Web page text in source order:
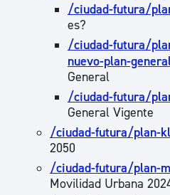
/ciudad-futura/
es?
/ciudad-futura/
nuevo-plan-
General
/ciudad-futura/
General Vigente
/ciudad-futura/plan-
2050
/ciudad-futura/plan-
Movilidad Urbana